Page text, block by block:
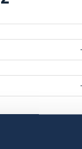
de Datos